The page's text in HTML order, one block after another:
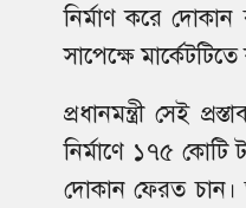
নির্মাণ করে দোকান
সাপেক্ষে
প্রধানমন্ত্রী সেই
নির্মাণে ১৭৫
দোকান ফেরত